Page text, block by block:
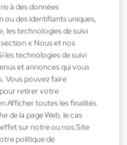
à des données
ou des identifiants uniques,
les technologies de suivi
« Nous et nos
les technologies de suivi
et annonces qui vous
Vous pouvez faire
retirer votre
Afficher toutes les finalités
de la page Web, le cas
sur notre ou nos Site
politique de